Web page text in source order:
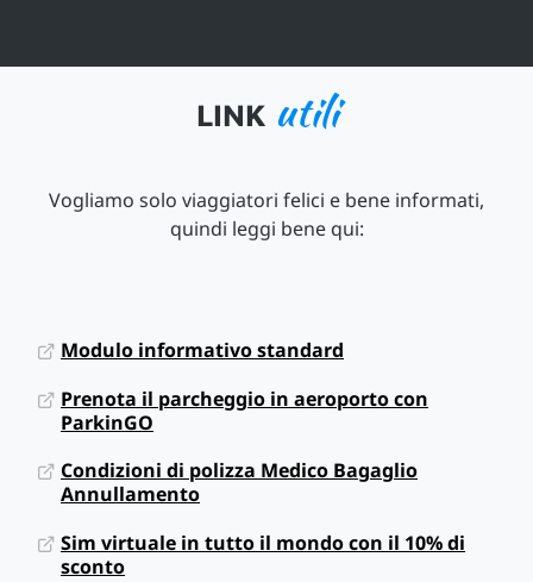
LINK utili
Vogliamo solo viaggiatori felici e bene informati,
quindi leggi bene qui:
Modulo informativo standard
Prenota il parcheggio in aeroporto con
ParkinGO
Condizioni di polizza Medico Bagaglio
Annullamento
Sim virtuale in tutto il mondo con il 10% di
sconto